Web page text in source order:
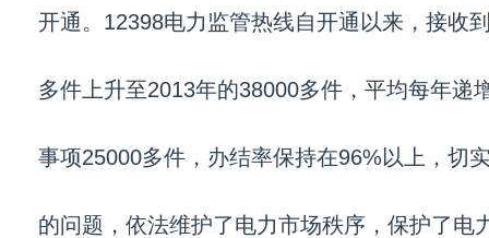
开通。12398电力监管热线自开通以来，接收
多件上升至2013年的38000多件，平均每年递
事项25000多件，办结率保持在96%以上，切
的问题，依法维护了电力市场秩序，保护了电